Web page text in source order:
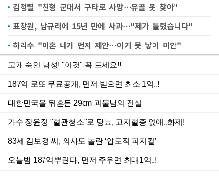
김정렬 "친형 군대서 구타로 사망…유골 못 찾아"
표창원, 남규리에 15년 만에 사과…"제가 틀렸습니다"
하리수 "이혼 내가 먼저 제안…아기 못 낳아 미안"